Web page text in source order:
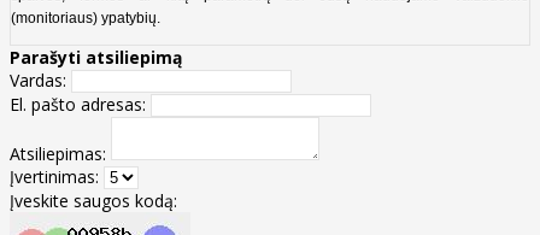
(monitoriaus) ypatybių.
Parašyti atsiliepimą
Vardas:
El. pašto adresas:
Atsiliepimas:
Įvertinimas:
Įveskite saugos kodą: